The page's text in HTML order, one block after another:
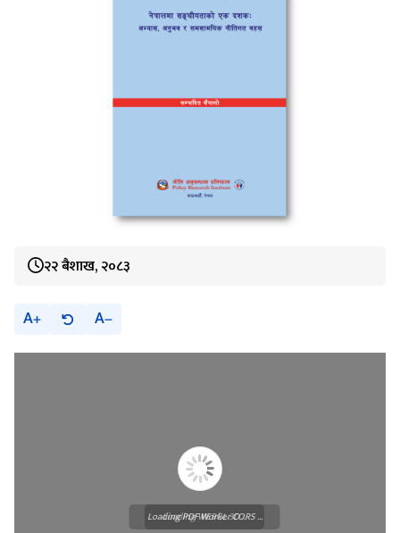
२२ बैशाख, २०८३
A A
Loading WEBGL 3D ...
Loading PDF Worker CORS ...